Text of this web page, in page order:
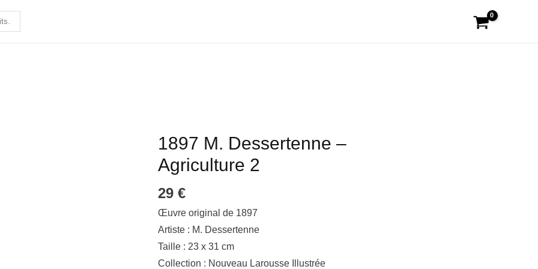
1897 M. Dessertenne –
Agriculture 2
29€
Œuvre original de 1897
Artiste : M. Dessertenne
Taille : 23 x 31 cm
Collection : Nouveau Larousse Illustrée
quantité
de
1897
M.
Dessertenne
-
Agriculture
2